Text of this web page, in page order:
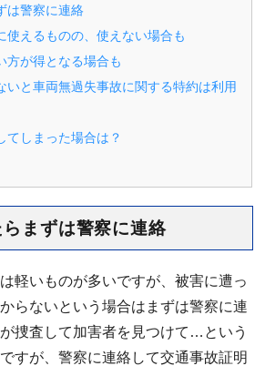
は警察に連絡
使えるものの、使えない場合も
方が得となる場合も
いと車両無過失事故に関する特約は利用
てしまった場合は？
まずは警察に連絡
軽いものが多いですが、被害に遭っ
らないという場合はまずは警察に連
捜査して加害者を見つけて…という
すが、警察に連絡して交通事故証明